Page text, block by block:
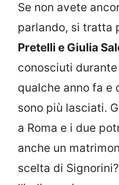
Se non avete
parlando, si tratta
Pretelli e Giulia
conosciuti durante
qualche anno fa e
sono più lasciati.
a Roma e i due
anche un
scelta di